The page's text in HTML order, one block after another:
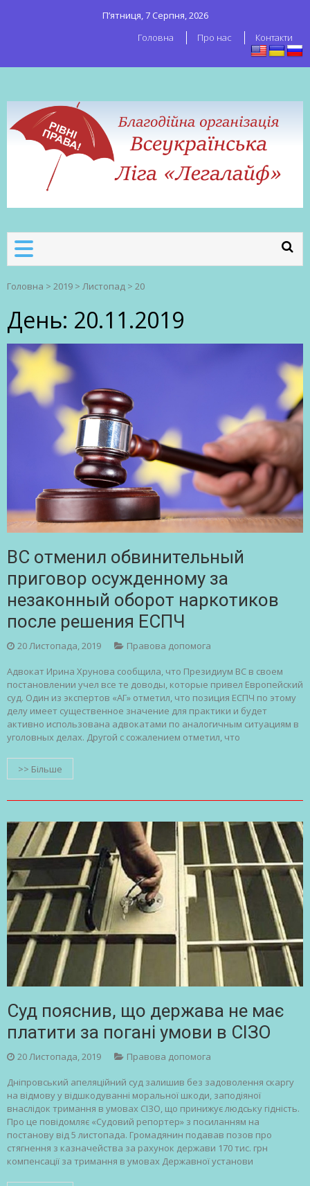
П’ятниця, 7 Серпня, 2026
Головна
Про нас Контакти
робітників
Головна > 2019 > Листопад > 20
День: 20.11.2019
ВС отменил обвинительный
приговор осужденному за
незаконный оборот наркотиков
после решения ЕСПЧ
20 Листопада, 2019 Правова допомога
Адвокат Ирина Хрунова сообщила, что Президиум ВС в своем
постановлении учел все те доводы, которые привел Европейский
суд. Один из экспертов «АГ» отметил, что позиция ЕСПЧ по этому
делу имеет существенное значение для практики и будет
активно использована адвокатами по аналогичным ситуациям в
уголовных делах. Другой с сожалением отметил, что
>> Більше
Суд пояснив, що держава не має
платити за погані умови в СІЗО
20 Листопада, 2019 Правова допомога
Дніпровський апеляційний суд залишив без задоволення скаргу
на відмову у відшкодуванні моральної шкоди, заподіяної
внаслідок тримання в умовах СІЗО, що принижує людську гідність.
Про це повідомляє «Судовий репортер» з посиланням на
постанову від 5 листопада. Громадянин подавав позов про
стягнення з казначейства за рахунок держави 170 тис. грн
компенсації за тримання в умовах Державної установи